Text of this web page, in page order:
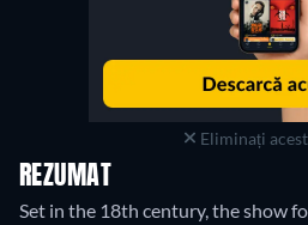
Eliminați
REZUMAT
Set in the 18th century, the show